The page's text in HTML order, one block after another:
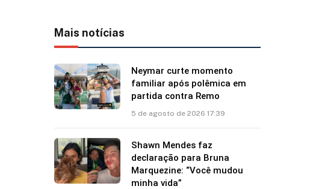
Mais notícias
Neymar curte momento
familiar após polêmica em
partida contra Remo
5 de agosto de 2026 17:39
Shawn Mendes faz
declaração para Bruna
Marquezine: “Você mudou
minha vida”